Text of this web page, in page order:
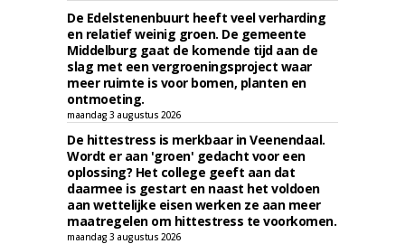
De Edelstenenbuurt heeft veel verharding
en relatief weinig groen. De gemeente
Middelburg gaat de komende tijd aan de
slag met een vergroeningsproject waar
meer ruimte is voor bomen, planten en
ontmoeting.
maandag 3 augustus 2026
De hittestress is merkbaar in Veenendaal.
Wordt er aan 'groen' gedacht voor een
oplossing? Het college geeft aan dat
daarmee is gestart en naast het voldoen
aan wettelijke eisen werken ze aan meer
maatregelen om hittestress te voorkomen.
maandag 3 augustus 2026